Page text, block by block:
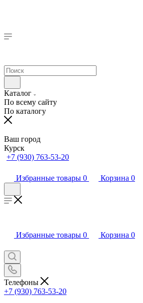
Каталог
По всему сайту
По каталогу
Ваш город
Курск
+7 (930) 763-53-20
Избранные товары 0 Корзина 0
Избранные товары 0 Корзина 0
Телефоны
+7 (930) 763-53-20